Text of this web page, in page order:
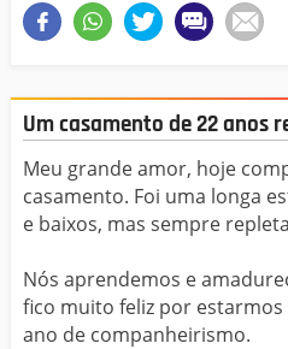
Um casamento de 22 anos
Meu grande amor, hoje
casamento. Foi uma longa
e baixos, mas sempre
Nós aprendemos e
fico muito feliz por
ano de companheirismo.